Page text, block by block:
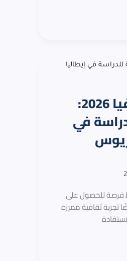
منحة جامعة بافيا 2026:
في
فرصة للحصول على
تجربة ثقافية مميزة